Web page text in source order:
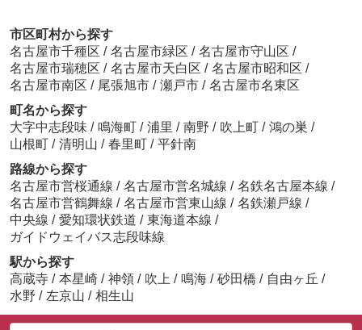
市区町村から探す
名古屋市千種区 / 名古屋市緑区 / 名古屋市守山区 /
名古屋市瑞穂区 / 名古屋市天白区 / 名古屋市昭和区 /
名古屋市南区 / 尾張旭市 / 瀬戸市 / 名古屋市名東区
町名から探す
大字中志段味 / 鳴海町 / 浦里 / 南野 / 吹上町 / 鴻の巣 /
山根町 / 清明山 / 春里町 / 平針南
路線から探す
名古屋市営桜通線 / 名古屋市営名城線 / 名鉄名古屋本線 /
名古屋市営鶴舞線 / 名古屋市営東山線 / 名鉄瀬戸線 /
中央線 / 愛知環状鉄道 / 東海道本線 /
ガイドウェイバス志段味線
駅から探す
高蔵寺 / 本星崎 / 神領 / 吹上 / 鳴海 / 砂田橋 / 自由ヶ丘 /
水野 / 左京山 / 相生山